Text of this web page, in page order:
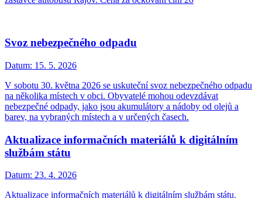
Svoz nebezpečného odpadu
Datum: 15. 5. 2026
V sobotu 30. května 2026 se uskuteční svoz nebezpečného odpadu
na několika místech v obci. Obyvatelé mohou odevzdávat
nebezpečné odpady, jako jsou akumulátory a nádoby od olejů a
barev, na vybraných místech a v určených časech.
Aktualizace informačních materiálů k digitálním
službám státu
Datum: 23. 4. 2026
Aktualizace informačních materiálů k digitálním službám státu.